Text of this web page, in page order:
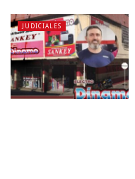
JUDICIALES